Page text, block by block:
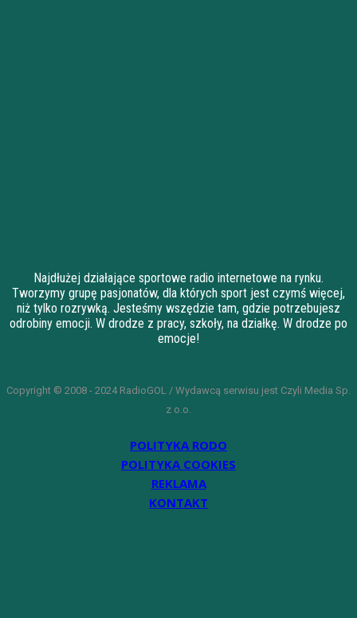
Najdłużej działające sportowe radio internetowe na rynku.
Tworzymy grupę pasjonatów, dla których sport jest czymś więcej,
niż tylko rozrywką. Jesteśmy wszędzie tam, gdzie potrzebujesz
odrobiny emocji. W drodze z pracy, szkoły, na działkę. W drodze po
emocje!
Copyright © 2008 - 2024 RadioGOL / Wydawcą serwisu jest Czyli Media Sp.
z o.o.
POLITYKA RODO
POLITYKA COOKIES
REKLAMA
KONTAKT